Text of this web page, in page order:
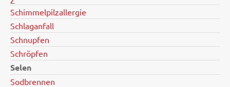
Schimmelpilzallergie
Schlaganfall
Schnupfen
Schröpfen
Selen
Sodbrennen